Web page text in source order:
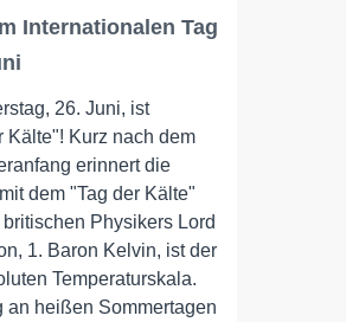
Internationalen Tag
26. Juni, ist
Kälte"! Kurz nach dem
erinnert die
dem "Tag der Kälte"
Physikers Lord
1. Baron Kelvin, ist der
Temperaturskala.
an heißen Sommertagen